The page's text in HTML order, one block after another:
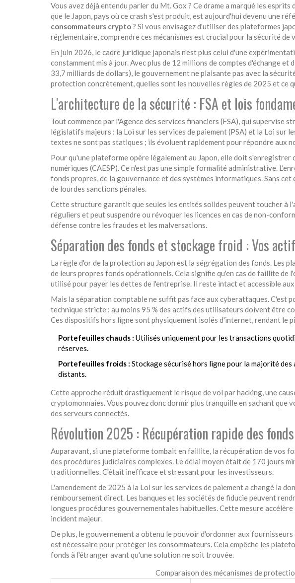
Vous avez déjà entendu parler du Mt. Gox ? Ce drame a marqué les
que le Japon, pays où ce crash s'est produit, est aujourd'hui devenu une
consommateurs crypto? Si vous envisagez d'utiliser des plateformes
réglementaire, comprendre ces mécanismes est crucial pour la sécurité de
En juin 2026, le cadre juridique japonais n'est plus celui d'une
constamment mis à jour. Avec plus de 12 millions de comptes d'échange
33,7 milliards de dollars), le gouvernement ne plaisante pas avec la
protection concrètement, quelles sont les nouvelles règles de 2025 et ce
L'architecture de la sécurité : FSA et lois
Tout commence par l'Agence des services financiers (FSA), qui supervise
législatifs majeurs : la Loi sur les services de paiement(PSA) et la Loi sur
textes ne sont pas statiques ; ils évoluent rapidement pour répondre aux
Pour qu'une plateforme opère légalement au Japon, elle doit s'enregistrer
numériques (CAESP). Ce n'est pas une simple formalité administrative.
fonds propres, de la gouvernance et des systèmes informatiques. Sans
de lourdes sanctions pénales.
Cette structure garantit que seules les entités solides peuvent toucher à
réguliers et peut suspendre ou révoquer les licences en cas de non-
défense contre les fraudes et les malversations.
Séparation des fonds et stockage froid : Vos
La règle d'or de la protection au Japon est la ségrégation des fonds. Les
de leurs propres fonds opérationnels. Cela signifie qu'en cas de faillite de
utilisé pour payer les dettes de l'entreprise. Il reste intact et accessible
Mais la séparation comptable ne suffit pas face aux cyberattaques. C'est
technique stricte : au moins 95 % des actifs des utilisateurs doivent être
Ces dispositifs hors ligne sont physiquement isolés d'internet, rendant le
Portefeuilles chauds : Utilisés uniquement pour les transactions
réserves.
Portefeuilles froids : Stockage sécurisé hors ligne pour la majorité
distants.
Cette approche réduit drastiquement le risque de vol par hacking, une
cryptomonnaies. Vous pouvez donc dormir plus tranquille en sachant que
des serveurs connectés.
Révolution 2025 : Récupération rapide des
Auparavant, si une plateforme tombait en faillite, la récupération de vos
des procédures judiciaires complexes. Le délai moyen était de 170 jours
traditionnelles. C'était inefficace et stressant pour les investisseurs.
L'amendement de 2025 à la Loi sur les services de paiement a changé la
remboursement direct. Les banques et les sociétés de fiducie peuvent
longues procédures gouvernementales habituelles. Cette mesure
incident majeur.
De plus, le gouvernement a obtenu le pouvoir d'ordonner aux
est nécessaire pour protéger les consommateurs. Cela empêche les
fonds à l'étranger avant qu'une solution ne soit trouvée.
Comparaison des mécanismes de